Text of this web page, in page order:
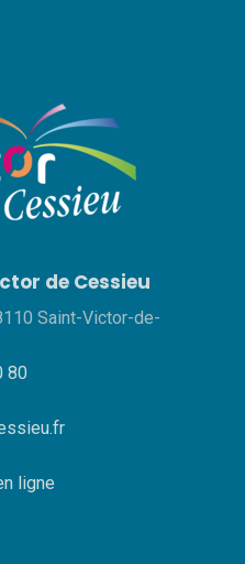
de Cessieu
Saint-Victor-de-
80
ligne